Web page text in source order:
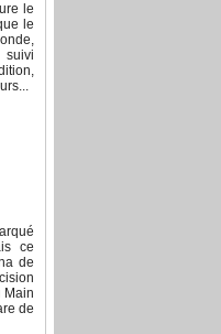
le
le
suivi
ce
de
Main
de